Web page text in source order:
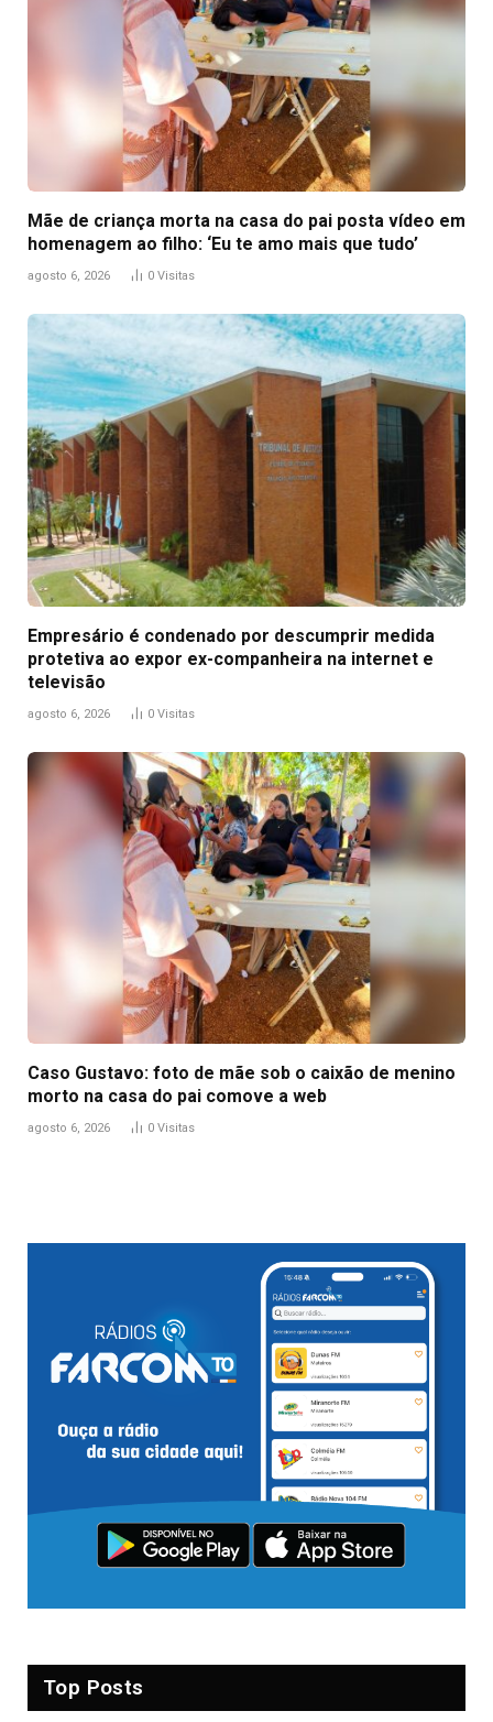
Mãe de criança morta na casa do pai posta vídeo em
homenagem ao filho: ‘Eu te amo mais que tudo’
agosto 6, 2026 0 Visitas
Empresário é condenado por descumprir medida
protetiva ao expor ex-companheira na internet e
televisão
agosto 6, 2026 0 Visitas
Caso Gustavo: foto de mãe sob o caixão de menino
morto na casa do pai comove a web
agosto 6, 2026 0 Visitas
Top Posts